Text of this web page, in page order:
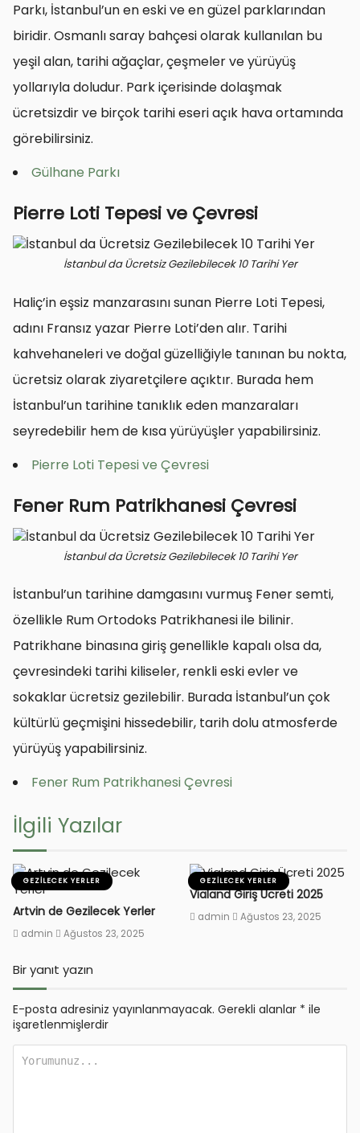
Parkı, İstanbul’un en eski ve en güzel parklarından
biridir. Osmanlı saray bahçesi olarak kullanılan bu
yeşil alan, tarihi ağaçlar, çeşmeler ve yürüyüş
yollarıyla doludur. Park içerisinde dolaşmak
ücretsizdir ve birçok tarihi eseri açık hava ortamında
görebilirsiniz.
Gülhane Parkı
Pierre Loti Tepesi ve Çevresi
İstanbul da Ücretsiz Gezilebilecek 10 Tarihi Yer
Haliç’in eşsiz manzarasını sunan Pierre Loti Tepesi,
adını Fransız yazar Pierre Loti’den alır. Tarihi
kahvehaneleri ve doğal güzelliğiyle tanınan bu nokta,
ücretsiz olarak ziyaretçilere açıktır. Burada hem
İstanbul’un tarihine tanıklık eden manzaraları
seyredebilir hem de kısa yürüyüşler yapabilirsiniz.
Pierre Loti Tepesi ve Çevresi
Fener Rum Patrikhanesi Çevresi
İstanbul da Ücretsiz Gezilebilecek 10 Tarihi Yer
İstanbul’un tarihine damgasını vurmuş Fener semti,
özellikle Rum Ortodoks Patrikhanesi ile bilinir.
Patrikhane binasına giriş genellikle kapalı olsa da,
çevresindeki tarihi kiliseler, renkli eski evler ve
sokaklar ücretsiz gezilebilir. Burada İstanbul’un çok
kültürlü geçmişini hissedebilir, tarih dolu atmosferde
yürüyüş yapabilirsiniz.
Fener Rum Patrikhanesi Çevresi
İlgili Yazılar
GEZILECEK YERLER
Artvin de Gezilecek Yerler
admin Ağustos 23, 2025
GEZILECEK YERLER
Vialand Giriş Ücreti 2025
admin Ağustos 23, 2025
Bir yanıt yazın
E-posta adresiniz yayınlanmayacak. Gerekli alanlar * ile
işaretlenmişlerdir